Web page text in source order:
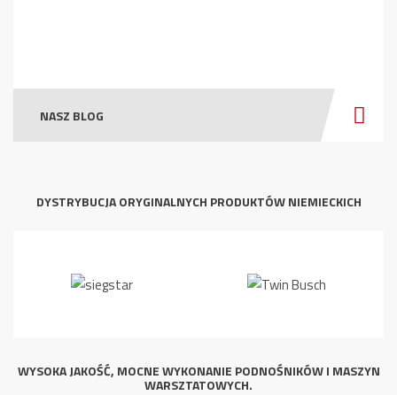
NASZ BLOG
DYSTRYBUCJA ORYGINALNYCH PRODUKTÓW NIEMIECKICH
WYSOKA JAKOŚĆ, MOCNE WYKONANIE PODNOŚNIKÓW I MASZYN
WARSZTATOWYCH.